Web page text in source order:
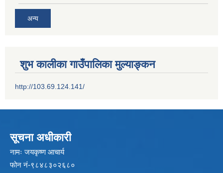
अन्य
शुभ कालीका गाउँपालिका मुल्याङ्कन
http://103.69.124.141/
सूचना अधीकारी
नामः जयकृष्ण आचार्य
फोन नं-९८४८३०२६८०